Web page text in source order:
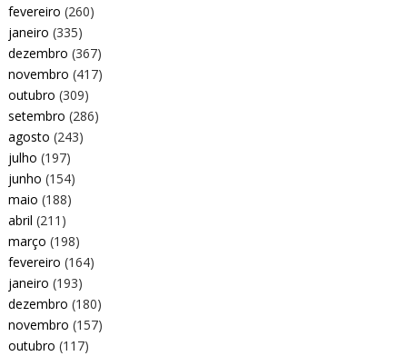
fevereiro (260)
janeiro (335)
dezembro (367)
novembro (417)
outubro (309)
setembro (286)
agosto (243)
julho (197)
junho (154)
maio (188)
abril (211)
março (198)
fevereiro (164)
janeiro (193)
dezembro (180)
novembro (157)
outubro (117)